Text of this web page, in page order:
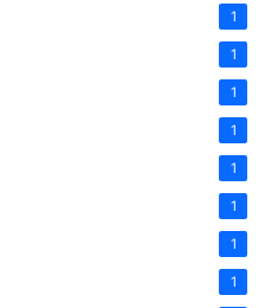
1
1
1
1
1
1
1
1